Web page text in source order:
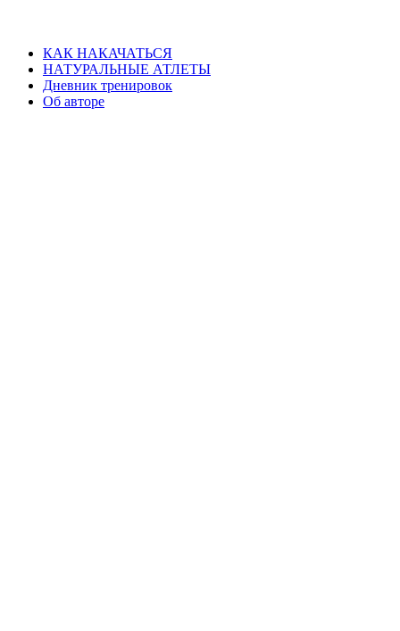
КАК НАКАЧАТЬСЯ
НАТУРАЛЬНЫЕ АТЛЕТЫ
Дневник тренировок
Об авторе